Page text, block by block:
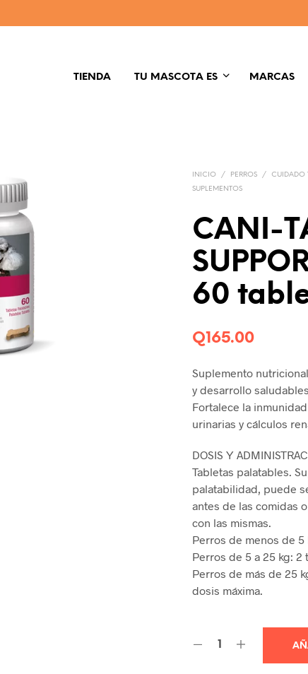
TIENDA TU MASCOTA ES MARCAS
INICIO / PERROS / CUIDADO
SUPLEMENTOS
CANI-
60
Q165.00
Suplemento
y desarrollo
Fortalece la
urinarias y cálculos
DOSIS Y
Tabletas palatables.
palatabilidad, puede
antes de las comidas
con las mismas.
Perros de menos de
Perros de 5 a 25 kg: 2
Perros de más de 25
dosis máxima.